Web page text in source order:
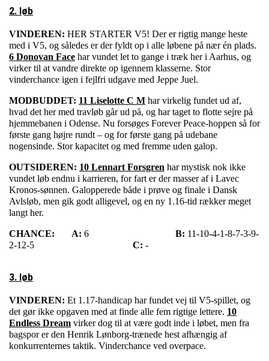
2. løb
VINDEREN: HER STARTER V5! Der er rigtig mange heste
med i V5, og således er der fyldt op i alle løbene på nær én plads.
6 Donovan Face har vundet let to gange i træk her i Aarhus, og
virker til at vandre direkte op igennem klasserne. Stor
vinderchance igen i fejlfri udgave med Jeppe Juel.
MODBUDDET: 11 Liselotte C M har virkelig fundet ud af,
hvad det her med travløb går ud på, og har taget to flotte sejre på
hjemmebanen i Odense. Nu forsøges Forever Peace-hoppen så for
første gang højre rundt – og for første gang på udebane
nogensinde. Stor kapacitet og med fremme uden galop.
OUTSIDEREN: 10 Lennart Forsgren har mystisk nok ikke
vundet løb endnu i karrieren, for fart er der masser af i Lavec
Kronos-sønnen. Galopperede både i prøve og finale i Dansk
Avlsløb, men gik godt alligevel, og en ny 1.16-tid rækker meget
langt her.
CHANCE: A: 6 B: 11-10-4-1-8-7-3-9-
2-12-5
C: -
3. løb
VINDEREN: Et 1.17-handicap har fundet vej til V5-spillet, og
det gør ikke opgaven med at finde alle fem rigtige lettere. 10
Endless Dream virker dog til at være godt inde i løbet, men fra
bagspor er den Henrik Lønborg-trænede hest afhængig af
konkurrenternes taktik. Vinderchance ved overpace.